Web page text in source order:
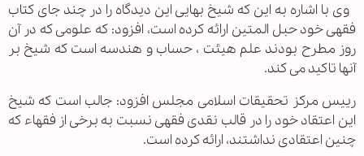
وی با اشاره به این که شیخ بهایی این دیدگاه را در چند جای کتاب
فقهی خود حبل المتین ارائه کرده است، افزود: که علومی که در آن
روز مطرح بودند علم هیئت ، حساب و هندسه است که شیخ بر
آنها تاکید می کند.
رییس مرکز تحقیقات اسلامی مجلس افزود: جالب است که شیخ
این اعتقاد خود را در قالب نقدی فقهی نسبت به برخی از فقهاء که
چنین اعتقادی نداشتند، ارائه کرده است.